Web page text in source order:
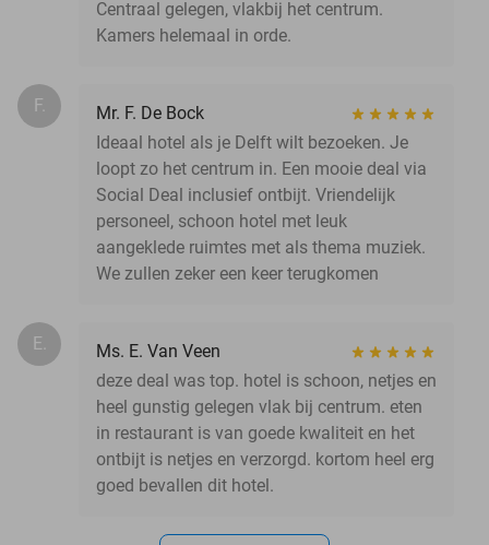
Centraal gelegen, vlakbij het centrum.
Kamers helemaal in orde.
F.
Mr. F. De Bock
Ideaal hotel als je Delft wilt bezoeken. Je
loopt zo het centrum in. Een mooie deal via
Social Deal inclusief ontbijt. Vriendelijk
personeel, schoon hotel met leuk
aangeklede ruimtes met als thema muziek.
We zullen zeker een keer terugkomen
E.
Ms. E. Van Veen
deze deal was top. hotel is schoon, netjes en
heel gunstig gelegen vlak bij centrum. eten
in restaurant is van goede kwaliteit en het
ontbijt is netjes en verzorgd. kortom heel erg
goed bevallen dit hotel.